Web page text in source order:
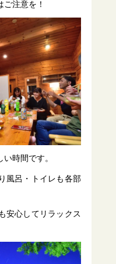
注意を！
時間です。
風呂・トイレも各部
安心してリラックス